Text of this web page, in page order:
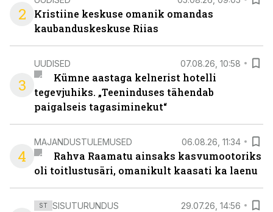
2
Kristiine keskuse omanik omandas
kaubanduskeskuse Riias
3
UUDISED 07.08.26, 10:58
Kümne aastaga kelnerist hotelli
tegevjuhiks. „Teeninduses tähendab
paigalseis tagasiminekut“
4
MAJANDUSTULEMUSED 06.08.26, 11:34
Rahva Raamatu ainsaks kasvumootoriks
oli toitlustusäri, omanikult kaasati ka laenu
ST SISUTURUNDUS 29.07.26, 14:56